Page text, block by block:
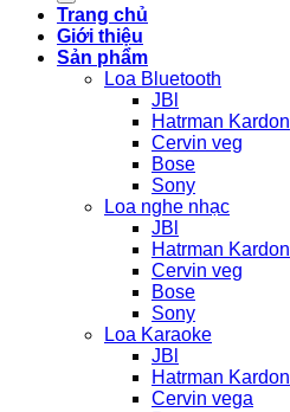
Trang chủ
Giới thiệu
Sản phẩm
Loa Bluetooth
JBl
Hatrman Kardon
Cervin veg
Bose
Sony
Loa nghe nhạc
JBl
Hatrman Kardon
Cervin veg
Bose
Sony
Loa Karaoke
JBl
Hatrman Kardon
Cervin vega